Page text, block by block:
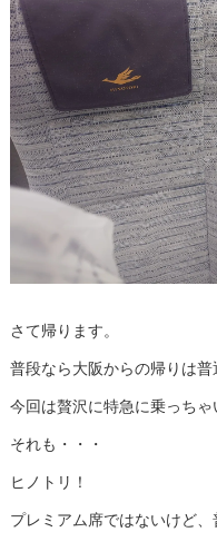
さて帰ります。
普段なら大阪からの帰りは
今回は贅沢に特急に乗っちゃ
それも・・・
ヒノトリ！
プレミアム席ではないけど、